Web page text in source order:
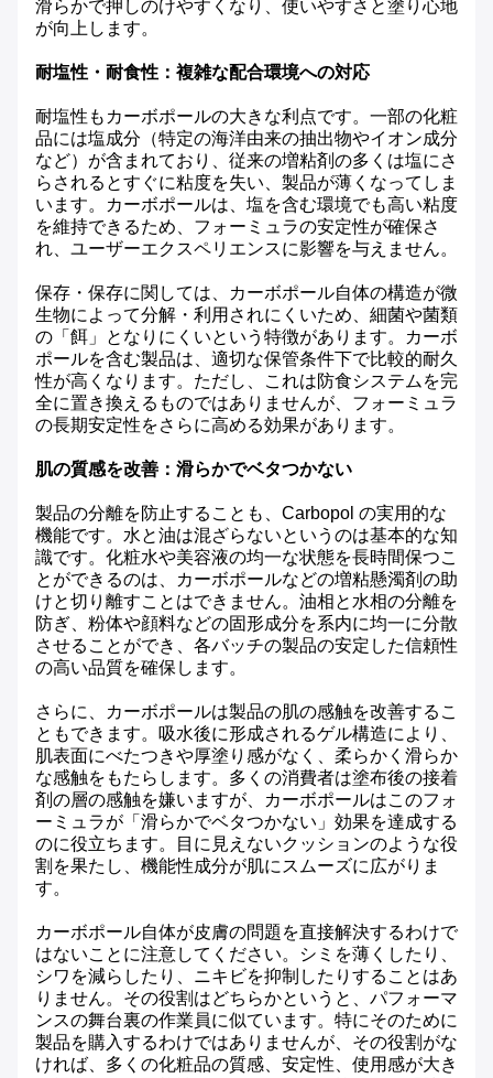
滑らかで押しのけやすくなり、使いやすさと塗り心地
が向上します。
耐塩性・耐食性：複雑な配合環境への対応
耐塩性もカーボポールの大きな利点です。一部の化粧
品には塩成分（特定の海洋由来の抽出物やイオン成分
など）が含まれており、従来の増粘剤の多くは塩にさ
らされるとすぐに粘度を失い、製品が薄くなってしま
います。カーボポールは、塩を含む環境でも高い粘度
を維持できるため、フォーミュラの安定性が確保さ
れ、ユーザーエクスペリエンスに影響を与えません。
保存・保存に関しては、カーボポール自体の構造が微
生物によって分解・利用されにくいため、細菌や菌類
の「餌」となりにくいという特徴があります。カーボ
ポールを含む製品は、適切な保管条件下で比較的耐久
性が高くなります。ただし、これは防食システムを完
全に置き換えるものではありませんが、フォーミュラ
の長期安定性をさらに高める効果があります。
肌の質感を改善：滑らかでベタつかない
製品の分離を防止することも、Carbopol の実用的な
機能です。水と油は混ざらないというのは基本的な知
識です。化粧水や美容液の均一な状態を長時間保つこ
とができるのは、カーボポールなどの増粘懸濁剤の助
けと切り離すことはできません。油相と水相の分離を
防ぎ、粉体や顔料などの固形成分を系内に均一に分散
させることができ、各バッチの製品の安定した信頼性
の高い品質を確保します。
さらに、カーボポールは製品の肌の感触を改善するこ
ともできます。吸水後に形成されるゲル構造により、
肌表面にべたつきや厚塗り感がなく、柔らかく滑らか
な感触をもたらします。多くの消費者は塗布後の接着
剤の層の感触を嫌いますが、カーボポールはこのフォ
ーミュラが「滑らかでベタつかない」効果を達成する
のに役立ちます。目に見えないクッションのような役
割を果たし、機能性成分が肌にスムーズに広がりま
す。
カーボポール自体が皮膚の問題を直接解決するわけで
はないことに注意してください。シミを薄くしたり、
シワを減らしたり、ニキビを抑制したりすることはあ
りません。その役割はどちらかというと、パフォーマ
ンスの舞台裏の作業員に似ています。特にそのために
製品を購入するわけではありませんが、その役割がな
ければ、多くの化粧品の質感、安定性、使用感が大き